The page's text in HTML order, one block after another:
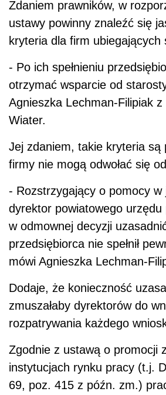
Zdaniem prawników, w
ustawy powinny znaleźć się
kryteria dla firm ubiegających
- Po ich spełnieniu
otrzymać wsparcie od
Agnieszka Lechman-Filipiak z
Wiater.
Jej zdaniem, takie kryteria są
firmy nie mogą odwołać się
- Rozstrzygający o pomocy w
dyrektor powiatowego urzędu
w odmownej decyzji
przedsiębiorca nie spełnił
mówi Agnieszka Lechman-
Dodaje, że konieczność
zmuszałaby dyrektorów do
rozpatrywania każdego
Zgodnie z ustawą o promocji
instytucjach rynku pracy (t.j.
69, poz. 415 z późn. zm.)